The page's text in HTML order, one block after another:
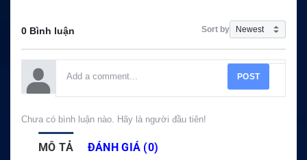
0 Bình luận Sort by
POST
Chưa có bình luận nào. Hãy là người đầu tiên!
MÔ TẢ ĐÁNH GIÁ (0)